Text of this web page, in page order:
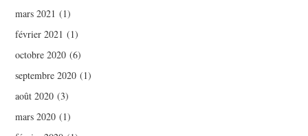
mars 2021 (1)
février 2021 (1)
octobre 2020 (6)
septembre 2020 (1)
août 2020 (3)
mars 2020 (1)